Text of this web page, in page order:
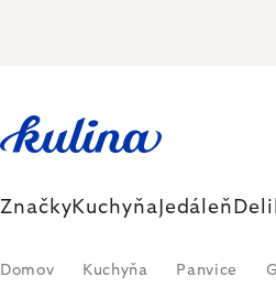
ZnačkyKuchyňa Jedáleň
Domov Kuchyňa Panvice